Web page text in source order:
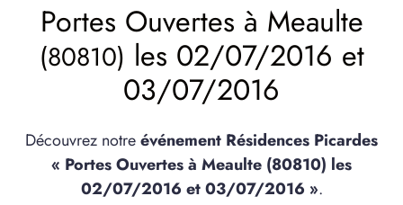
SERVICE BDL EXTENSION
ARTICLES
Portes Ouvertes à Meaulte
(80810) les 02/07/2016 et
03/07/2016
Découvrez notreévénement Résidences Picardes
« Portes Ouvertes à Meaulte (80810) les
02/07/2016 et 03/07/2016 ».